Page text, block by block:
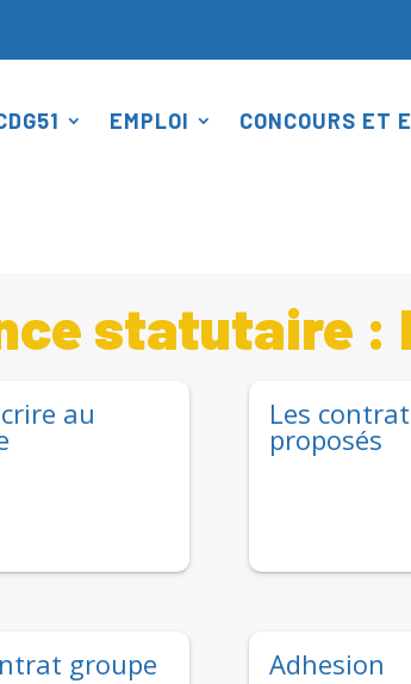
EMPLOI CONCOURS ET
statutaire :
au Les
proposés
groupe Adhesion